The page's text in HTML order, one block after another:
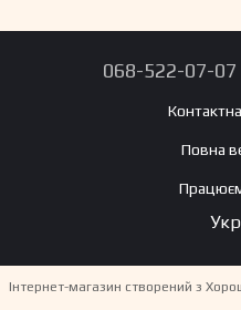
068-522-07-07
Повна
Укр
Інтернет-магазин створений з